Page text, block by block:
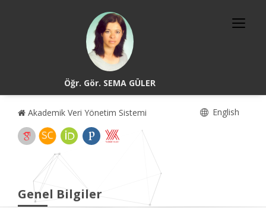
Öğr. Gör. SEMA GÜLER
Akademik Veri Yönetim Sistemi English
Genel Bilgiler